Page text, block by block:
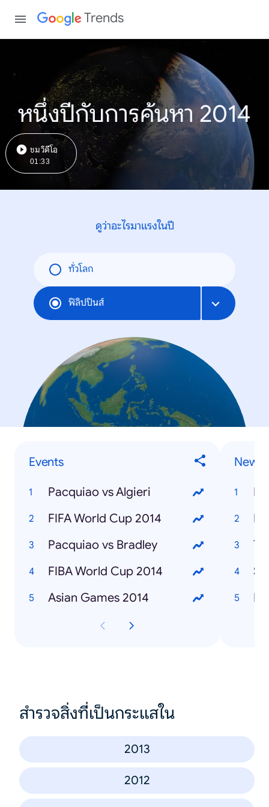
Trends
หนึ่งปีกับการค้นหา 2014
ชมวิดีโอ
01:33
ดูว่าอะไรมาแรงในปี
ทั่วโลก
ฟิลิปปินส์
Events
Pacquiao vs Algieri
FIFA World Cup 2014
Pacquiao vs Bradley
FIBA World Cup 2014
Asian Games 2014
News
สำรวจสิ่งที่เป็นกระแสใน
2013
2012